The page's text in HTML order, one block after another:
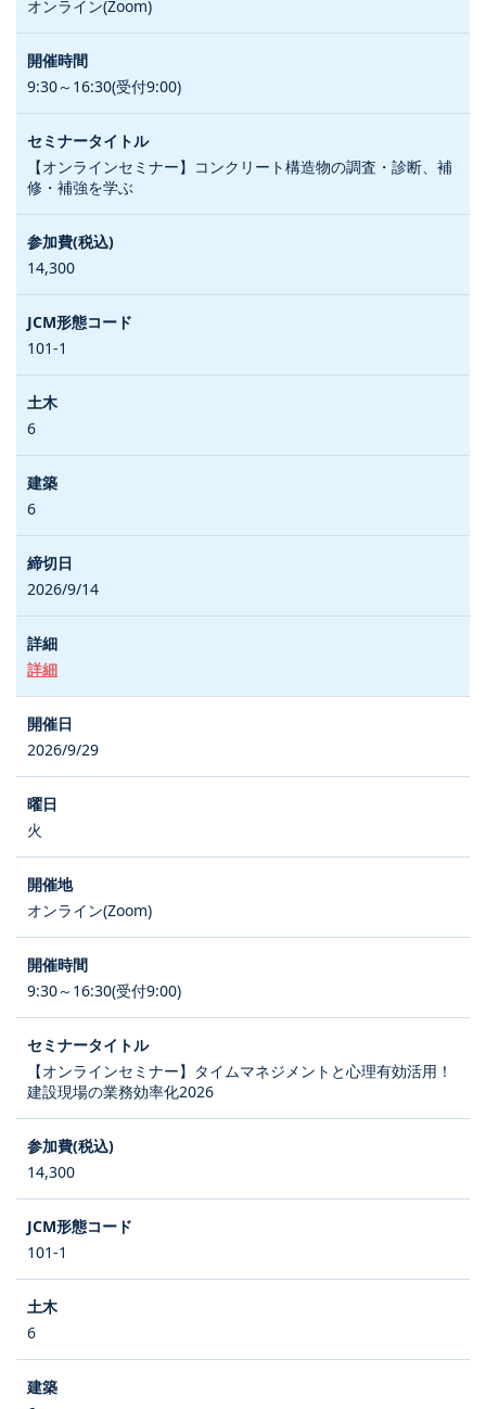
オンライン(Zoom)
9:30～16:30(受付9:00)
【オンラインセミナー】コンクリート構造物の調査・診断、補
修・補強を学ぶ
14,300
101-1
6
6
2026/9/14
詳細
2026/9/29
火
オンライン(Zoom)
9:30～16:30(受付9:00)
【オンラインセミナー】タイムマネジメントと心理有効活用！
建設現場の業務効率化2026
14,300
101-1
6